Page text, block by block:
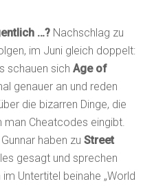
…?Nachschlag zu
im Juni gleich doppelt:
schauen sich Age of
genauer an und reden
die bizarren Dinge, die
man Cheatcodes eingibt.
haben zu Street
gesagt und sprechen
Untertitel beinahe „World